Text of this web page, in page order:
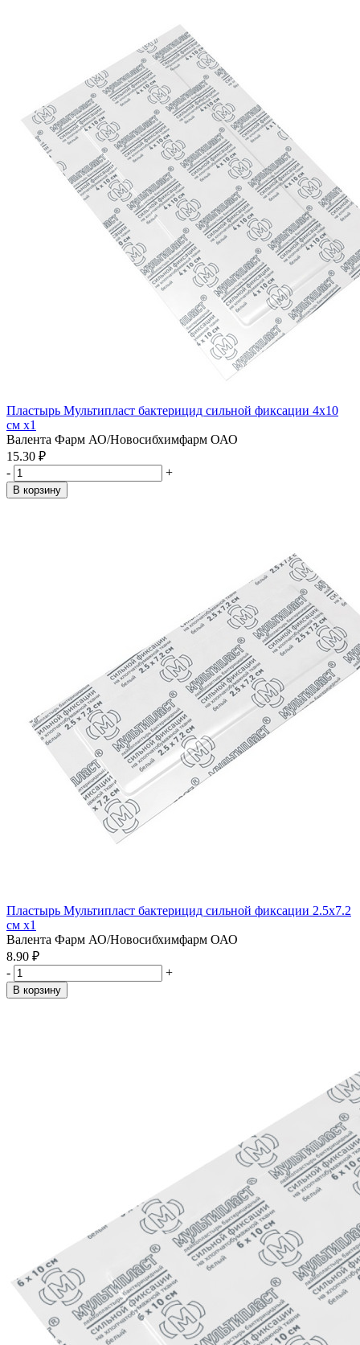
Пластырь Мультипласт бактерицид сильной фиксации 4х10
см x1
Валента Фарм АО/Новосибхимфарм ОАО
15.30 ₽
-
+
В корзину
Пластырь Мультипласт бактерицид сильной фиксации 2.5х7.2
см x1
Валента Фарм АО/Новосибхимфарм ОАО
8.90 ₽
-
+
В корзину